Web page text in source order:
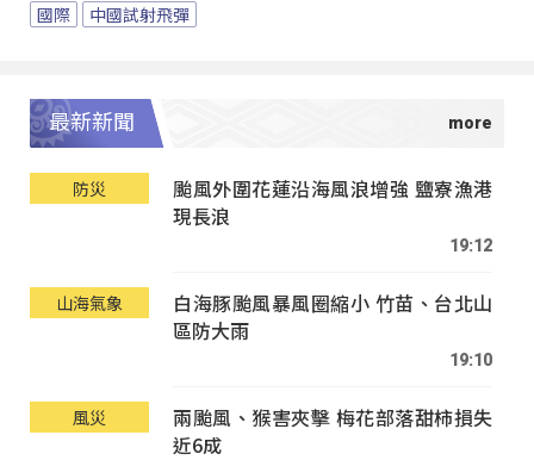
國際 中國試射飛彈
最新新聞
防災
颱風外圍花蓮沿海風浪增強 鹽寮漁港
現長浪
19:12
山海氣象
白海豚颱風暴風圈縮小 竹苗、台北山
區防大雨
19:10
風災
兩颱風、猴害夾擊 梅花部落甜柿損失
近6成